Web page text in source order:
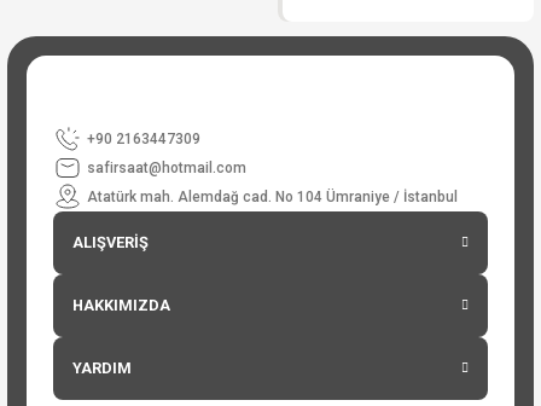
+90 2163447309
safirsaat@hotmail.com
Atatürk mah. Alemdağ cad. No 104 Ümraniye / İstanbul
ALIŞVERİŞ
HAKKIMIZDA
YARDIM